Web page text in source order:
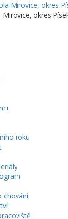
okres
roku
chování